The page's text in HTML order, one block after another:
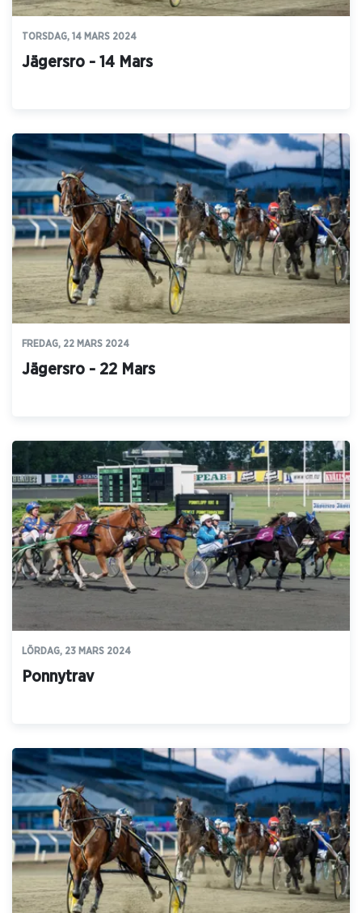
TORSDAG, 14 MARS 2024
Jägersro - 14 Mars
FREDAG, 22 MARS 2024
Jägersro - 22 Mars
LÖRDAG, 23 MARS 2024
Ponnytrav